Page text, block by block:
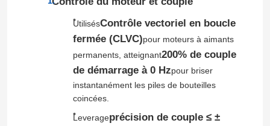
UtilisésContrôle vectoriel en boucle
fermée (CLVC)pour moteurs à aimants
permanents, atteignant200% de couple
de démarrage à 0 Hzpour briser
instantanément les piles de bouteilles
coincées.
Leverageprécision de couple ≤ ±